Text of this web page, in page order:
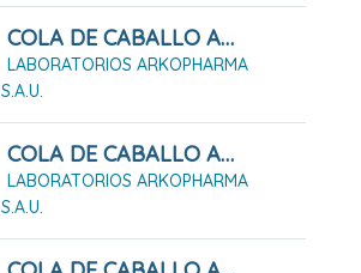
COLA DE CABALLO ARKOPHARMA 100 Cápsulas Duras
LABORATORIOS ARKOPHARMA
S.A.U.
COLA DE CABALLO ARKOPHARMA 200 Cápsulas Duras
LABORATORIOS ARKOPHARMA
S.A.U.